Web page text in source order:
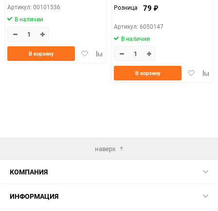
Артикул: 00101536
В наличии
ДобавитьДобавить
В корзину
Розница 79 ₽
Артикул: 6050147
В наличии
Добавить
В корзину
наверх
КОМПАНИЯ
ИНФОРМАЦИЯ